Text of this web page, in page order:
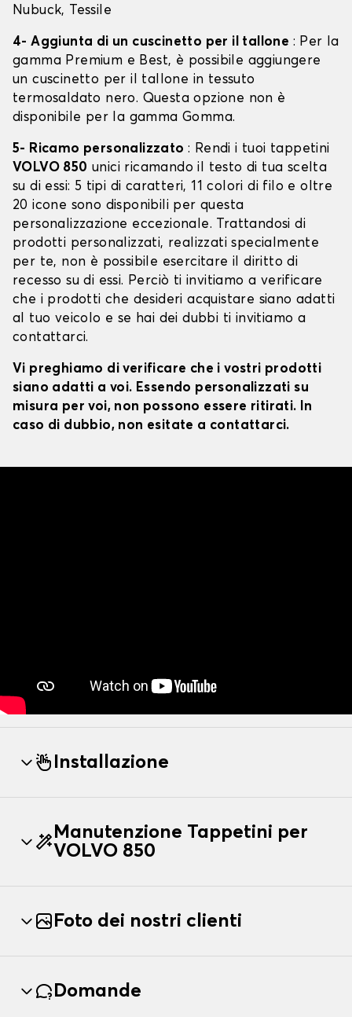
Nubuck, Tessile
4- Aggiunta di un cuscinetto per il tallone : Per la
gamma Premium e Best, è possibile aggiungere
un cuscinetto per il tallone in tessuto
termosaldato nero. Questa opzione non è
disponibile per la gamma Gomma.
5- Ricamo personalizzato : Rendi i tuoi tappetini
VOLVO 850 unici ricamando il testo di tua scelta
su di essi: 5 tipi di caratteri, 11 colori di filo e oltre
20 icone sono disponibili per questa
personalizzazione eccezionale. Trattandosi di
prodotti personalizzati, realizzati specialmente
per te, non è possibile esercitare il diritto di
recesso su di essi. Perciò ti invitiamo a verificare
che i prodotti che desideri acquistare siano adatti
al tuo veicolo e se hai dei dubbi ti invitiamo a
contattarci.
Vi preghiamo di verificare che i vostri prodotti
siano adatti a voi. Essendo personalizzati su
misura per voi, non possono essere ritirati. In
caso di dubbio, non esitate a contattarci.
Installazione
Manutenzione Tappetini per
VOLVO 850
Foto dei nostri clienti
Domande